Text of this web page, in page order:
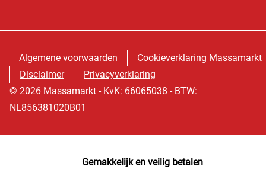
Algemene voorwaarden
Cookieverklaring Massamarkt
Disclaimer
Privacyverklaring
© 2026 Massamarkt - KvK: 66065038 - BTW:
NL856381020B01
Gemakkelijk en veilig betalen